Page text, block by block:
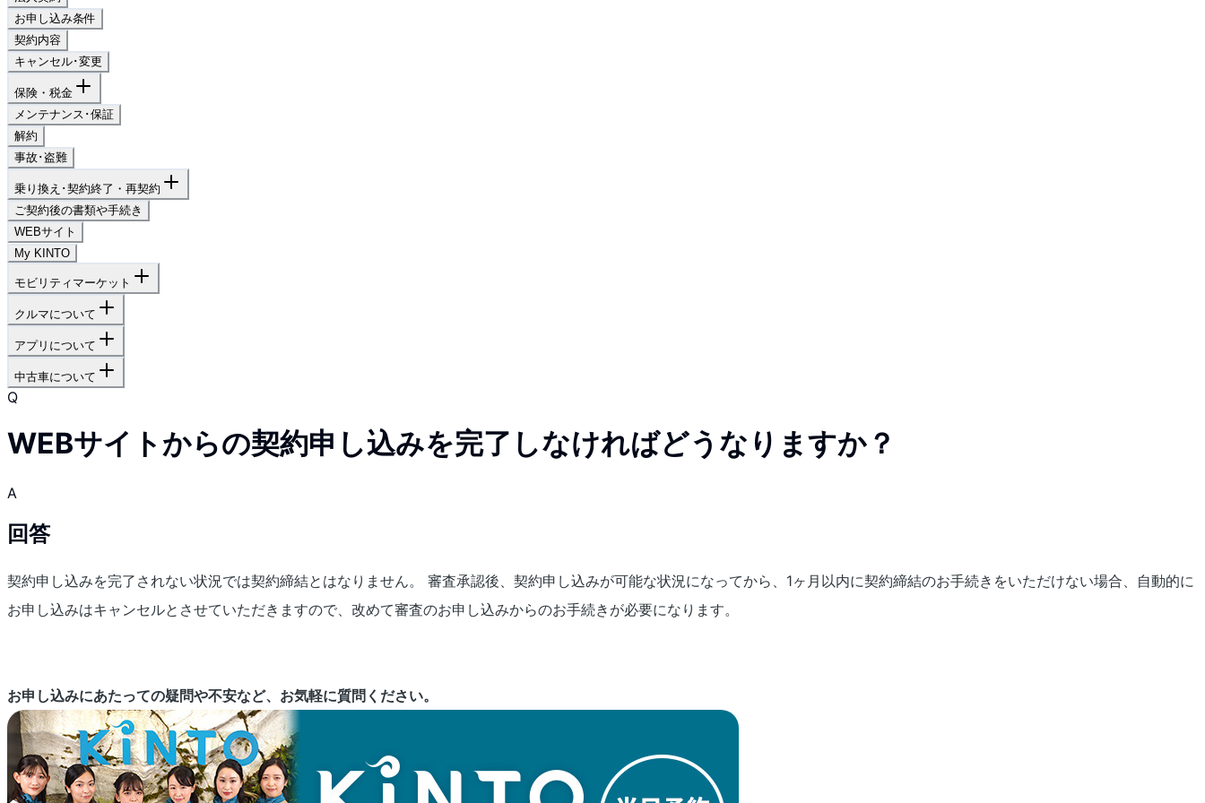
お申し込み条件
契約内容
キャンセル･変更
保険・税金
メンテナンス･保証
解約
事故･盗難
乗り換え･契約終了・再契約
ご契約後の書類や手続き
WEBサイト
My KINTO
モビリティマーケット
クルマについて
アプリについて
中古車について
Q
WEBサイトからの契約申し込みを完了しなければどうなりますか？
A
回答
契約申し込みを完了されない状況では契約締結とはなりません。 審査承認後、契約申し込みが可能な状況になってから、1ヶ月以内に契約締結のお手続きをいただけない場合、自動的に
お申し込みはキャンセルとさせていただきますので、改めて審査のお申し込みからのお手続きが必要になります。
お申し込みにあたっての疑問や不安など、お気軽に質問ください。